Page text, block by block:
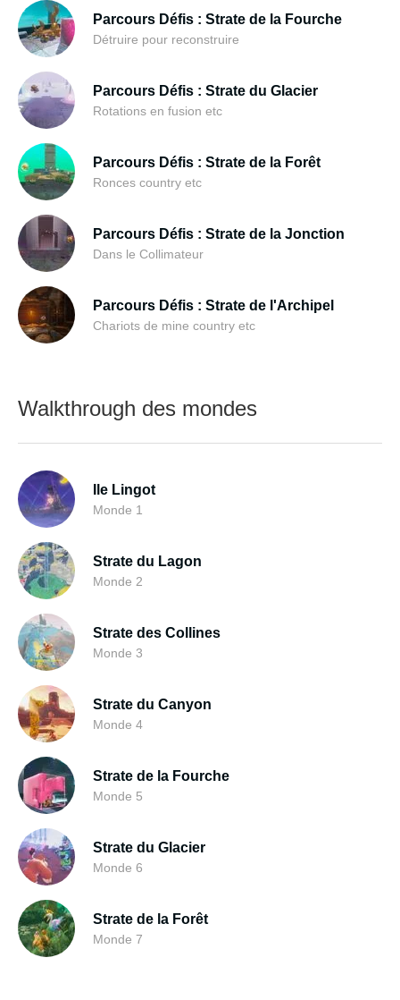
Parcours Défis : Strate de la Fourche
Détruire pour reconstruire
Parcours Défis : Strate du Glacier
Rotations en fusion etc
Parcours Défis : Strate de la Forêt
Ronces country etc
Parcours Défis : Strate de la Jonction
Dans le Collimateur
Parcours Défis : Strate de l'Archipel
Chariots de mine country etc
Walkthrough des mondes
Ile Lingot
Monde 1
Strate du Lagon
Monde 2
Strate des Collines
Monde 3
Strate du Canyon
Monde 4
Strate de la Fourche
Monde 5
Strate du Glacier
Monde 6
Strate de la Forêt
Monde 7